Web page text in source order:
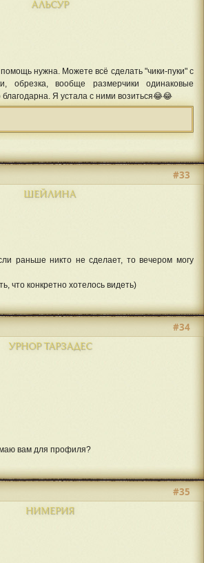
АЛЬСУР
нужна. Можете всё сделать "чики-пуки" с
обрезка, вообще размерчики одинаковые
Я устала с ними возиться😂😂
ШЕЙЛИНА
#33
раньше никто не сделает, то вечером могу
что конкретно хотелось видеть)
УРНОР ТАРЗАДЕС
#34
вам для профиля?
НИМЕРИЯ
#35